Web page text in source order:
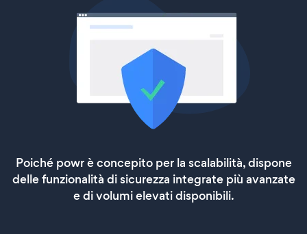
Poiché powr è concepito per la scalabilità, dispone
delle funzionalità di sicurezza integrate più avanzate
e di volumi elevati disponibili.